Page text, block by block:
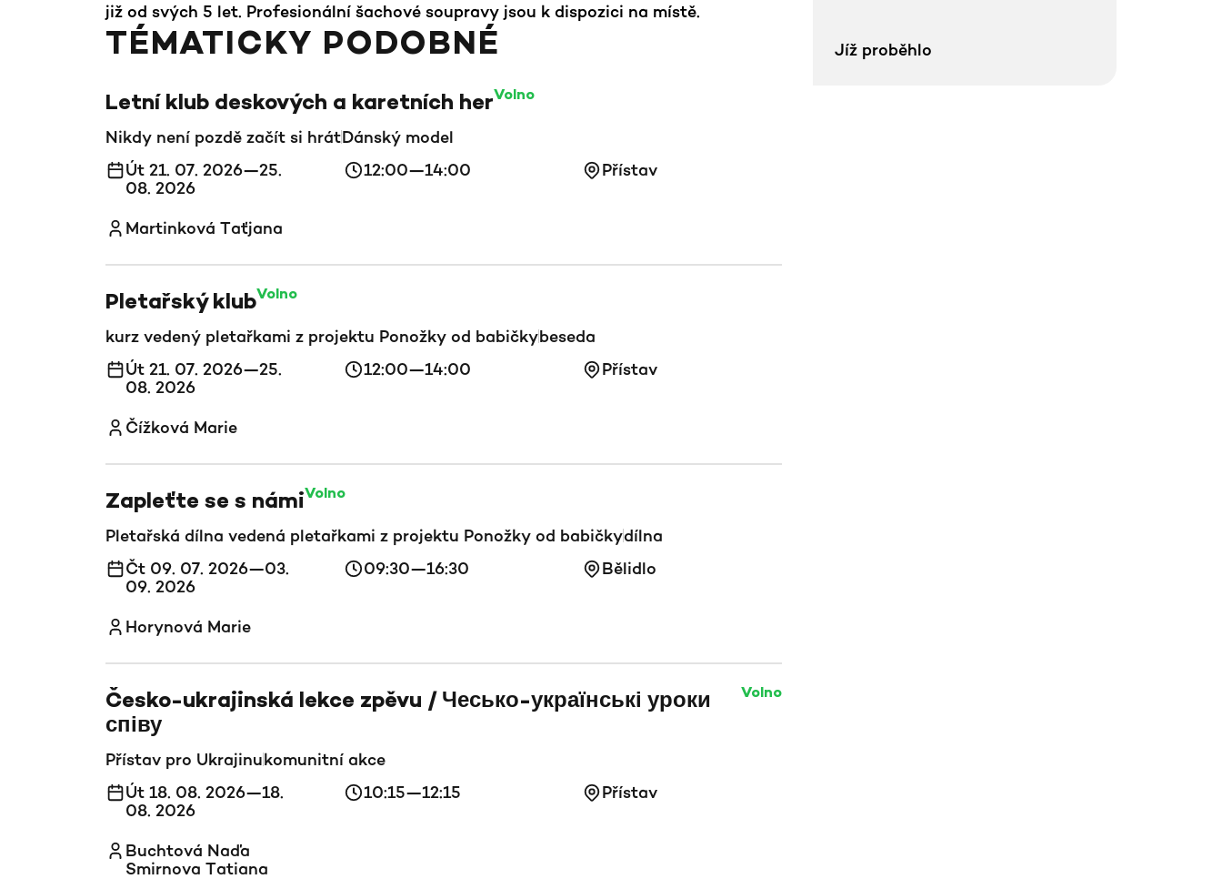
již od svých 5 let. Profesionální šachové soupravy jsou k dispozici na místě.
TÉMATICKY PODOBNÉ
Letní klub deskových a karetních herVolno
Nikdy není pozdě začít si hrátDánský model
Út 21. 07. 2026—25.
08. 2026
12:00—14:00 Přístav
Martinková Taťjana
Pletařský klubVolno
kurz vedený pletařkami z projektu Ponožky od babičkybeseda
Út 21. 07. 2026—25.
08. 2026
12:00—14:00 Přístav
Čížková Marie
Zapleťte se s námiVolno
Pletařská dílna vedená pletařkami z projektu Ponožky od babičkydílna
Čt 09. 07. 2026—03.
09. 2026
09:30—16:30 Bělidlo
Horynová Marie
Česko-ukrajinská lekce zpěvu / Чесько-українські уроки
співу
Volno
Přístav pro Ukrajinukomunitní akce
Út 18. 08. 2026—18.
08. 2026
10:15—12:15 Přístav
Buchtová Naďa
Smirnova Tatiana
Jíž proběhlo